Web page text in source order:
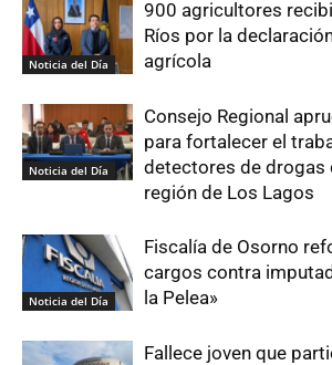
Noticia del Día
900 agricultores
Ríos por la
agrícola
Noticia del Día
Consejo Regional
para fortalecer el
detectores de drogas
región de Los Lagos
Noticia del Día
Fiscalía de Osorno
cargos contra
la Pelea»
Fallece joven que